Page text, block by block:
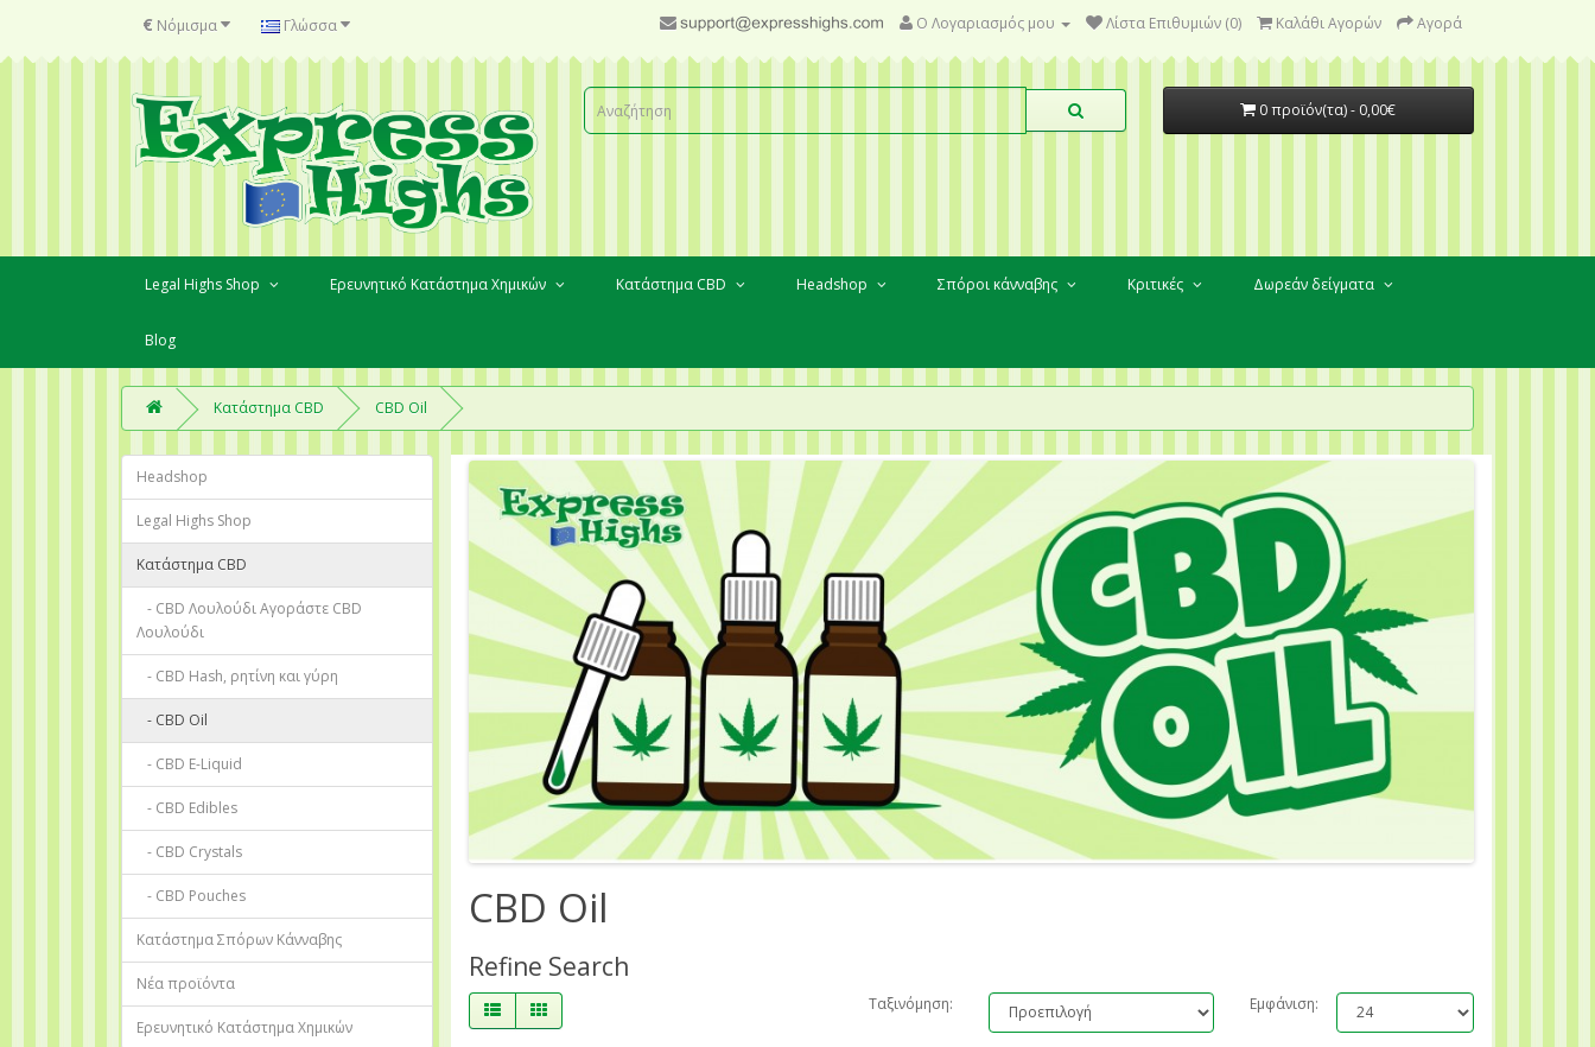
€ Νόμισμα Γλώσσα Ο Λογαριασμός μου Λίστα Επιθυμιών (0) Καλάθι Αγορών Αγορά
0 προϊόν(τα) - 0,00€
Legal Highs Shop Ερευνητικό Κατάστημα Χημικών Κατάστημα CBD Headshop Σπόροι κάνναβης Κριτικές Δωρεάν δείγματα
Blog
Κατάστημα CBD CBD Oil
Headshop
Legal Highs Shop
Κατάστημα CBD
- CBD Λουλούδι Αγοράστε CBD
Λουλούδι
- CBD Hash, ρητίνη και γύρη
- CBD Oil
- CBD E-Liquid
- CBD Edibles
- CBD Crystals
- CBD Pouches
Κατάστημα Σπόρων Κάνναβης
Νέα προϊόντα
Ερευνητικό Κατάστημα Χημικών
CBD Oil
Refine Search
Ταξινόμηση: Εμφάνιση: